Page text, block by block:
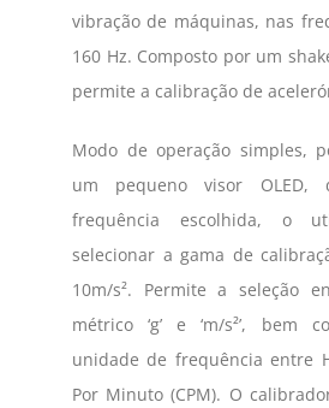
vibração de máquinas, nas
160 Hz. Composto por um
permite a calibração de
Modo de operação simples,
um pequeno visor OLED,
frequência escolhida, o
selecionar a gama de
10m/s². Permite a seleção
métrico ‘g’ e ‘m/s²’, bem
unidade de frequência entre
Por Minuto (CPM). O